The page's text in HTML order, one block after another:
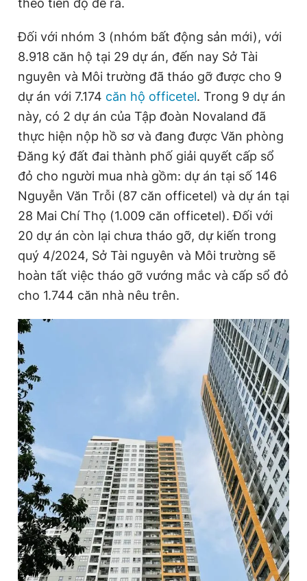
theo tiến độ đề ra.
Đối với nhóm 3 (nhóm bất động sản mới), với
8.918 căn hộ tại 29 dự án, đến nay Sở Tài
nguyên và Môi trường đã tháo gỡ được cho 9
dự án với 7.174 căn hộ officetel. Trong 9 dự án
này, có 2 dự án của Tập đoàn Novaland đã
thực hiện nộp hồ sơ và đang được Văn phòng
Đăng ký đất đai thành phố giải quyết cấp sổ
đỏ cho người mua nhà gồm: dự án tại số 146
Nguyễn Văn Trỗi (87 căn officetel) và dự án tại
28 Mai Chí Thọ (1.009 căn officetel). Đối với
20 dự án còn lại chưa tháo gỡ, dự kiến trong
quý 4/2024, Sở Tài nguyên và Môi trường sẽ
hoàn tất việc tháo gỡ vướng mắc và cấp sổ đỏ
cho 1.744 căn nhà nêu trên.